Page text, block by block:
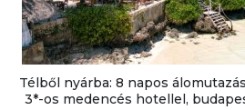
Télből nyárba: 8 napos
3*-os medencés hotellel,